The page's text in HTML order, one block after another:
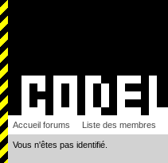
Accueil forums Liste des membres
Vous n'êtes pas identifié.